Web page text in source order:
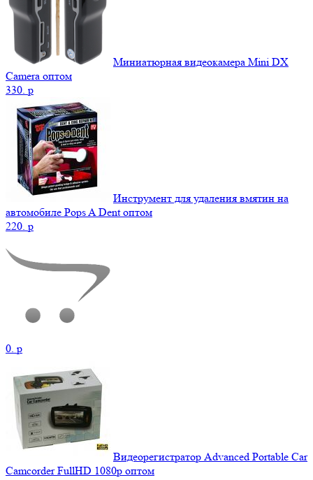
Миниатюрная видеокамера Mini DX
Camera оптом
330. p
Инструмент для удаления вмятин на
автомобиле Pops A Dent оптом
220. p
0. p
Видеорегистратор Advanced Portable Car
Camcorder FullHD 1080p оптом